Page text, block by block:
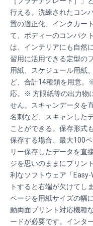
行える。洗練されたコン
置の適正化、インクカー
て、ボディーのコンパク
は、インテリアにも自然
習用に活用できる定型の
用紙、スケジュール用紙
ど、合計14種類を用意
応。※ 方眼紙等の出力物
せん。スキャンデータを
名刺など、スキャンした
ことができる。保存形式
保存する場合、最大100
リー保存したデータを直
ジを思いのままにプリン
利なソフトウェア「
トすると右端が欠けてし
ページを用紙サイズの幅
動両面プリント対応機種
ードが必要です。インタ